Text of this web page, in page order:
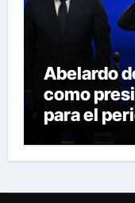
Abelardo
como
para el